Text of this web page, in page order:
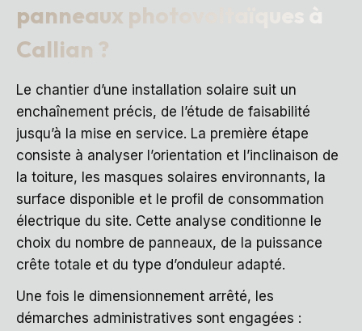
panneaux photovoltaïques à
Callian ?
Le chantier d’une installation solaire suit un
enchaînement précis, de l’étude de faisabilité
jusqu’à la mise en service. La première étape
consiste à analyser l’orientation et l’inclinaison de
la toiture, les masques solaires environnants, la
surface disponible et le profil de consommation
électrique du site. Cette analyse conditionne le
choix du nombre de panneaux, de la puissance
crête totale et du type d’onduleur adapté.
Une fois le dimensionnement arrêté, les
démarches administratives sont engagées :